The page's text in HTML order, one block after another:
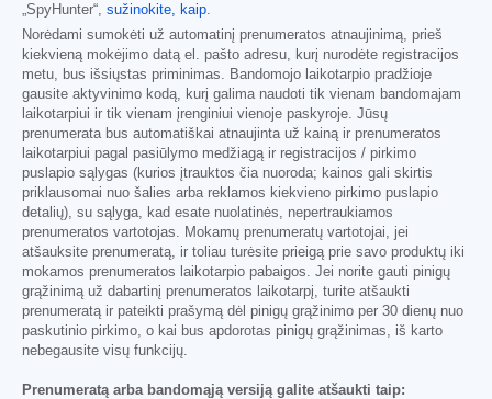
„SpyHunter“, sužinokite, kaip
Norėdami sumokėti už automatinį prenumeratos atnaujinimą, prieš
kiekvieną mokėjimo datą el. pašto adresu, kurį nurodėte registracijos
metu, bus išsiųstas priminimas. Bandomojo laikotarpio pradžioje
gausite aktyvinimo kodą, kurį galima naudoti tik vienam bandomajam
laikotarpiui ir tik vienam įrenginiui vienoje paskyroje. Jūsų
prenumerata bus automatiškai atnaujinta už kainą ir prenumeratos
laikotarpiui pagal pasiūlymo medžiagą ir registracijos / pirkimo
puslapio sąlygas (kurios įtrauktos čia nuoroda; kainos gali skirtis
priklausomai nuo šalies arba reklamos kiekvieno pirkimo puslapio
detalių), su sąlyga, kad esate nuolatinės, nepertraukiamos
prenumeratos vartotojas. Mokamų prenumeratų vartotojai, jei
atšauksite prenumeratą, ir toliau turėsite prieigą prie savo produktų iki
mokamos prenumeratos laikotarpio pabaigos. Jei norite gauti pinigų
grąžinimą už dabartinį prenumeratos laikotarpį, turite atšaukti
prenumeratą ir pateikti prašymą dėl pinigų grąžinimo per 30 dienų nuo
paskutinio pirkimo, o kai bus apdorotas pinigų grąžinimas, iš karto
nebegausite visų funkcijų.
Prenumeratą arba bandomąją versiją galite atšaukti taip: